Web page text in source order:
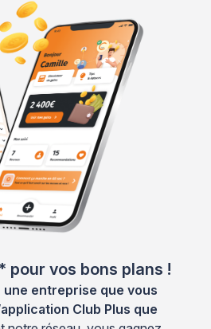
pour vos bons plans !
une entreprise que vous
Club Plus que